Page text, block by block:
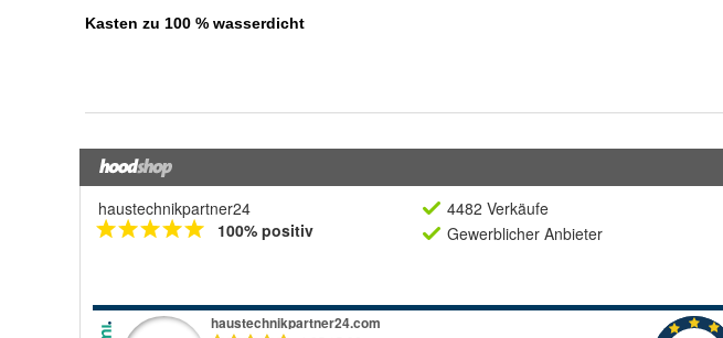
haustechnikpartner24
100% positiv
4482 Verkäufe
Gewerblicher Anbieter